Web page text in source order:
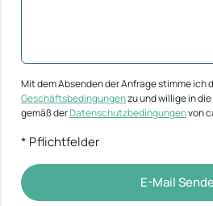
Mit dem Absenden der Anfrage stimme ich
Geschäftsbedingungenzu und willige in
gemäß derDatenschutzbedingungenvon
* Pflichtfelder
E-Mail